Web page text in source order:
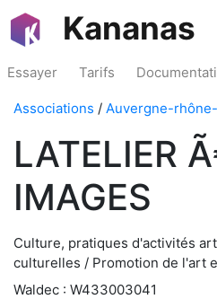
Kananas
Essayer Tarifs
Associations / Auvergne-
LATELIER
IMAGES
Culture, pratiques d'activités
culturelles / Promotion de l'art
Waldec : W433003041